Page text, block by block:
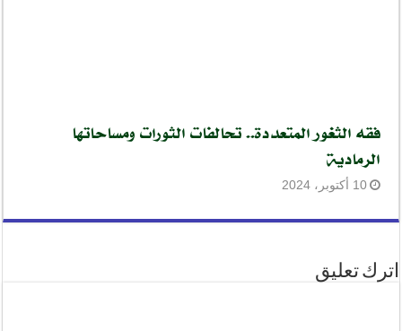
فقه الثغور المتعددة.. تحالفات الثورات ومساحاتها
الرمادية
10 أكتوبر، 2024
اترك تعليق